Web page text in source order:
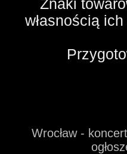
Znaki
własnością
Wrocław -